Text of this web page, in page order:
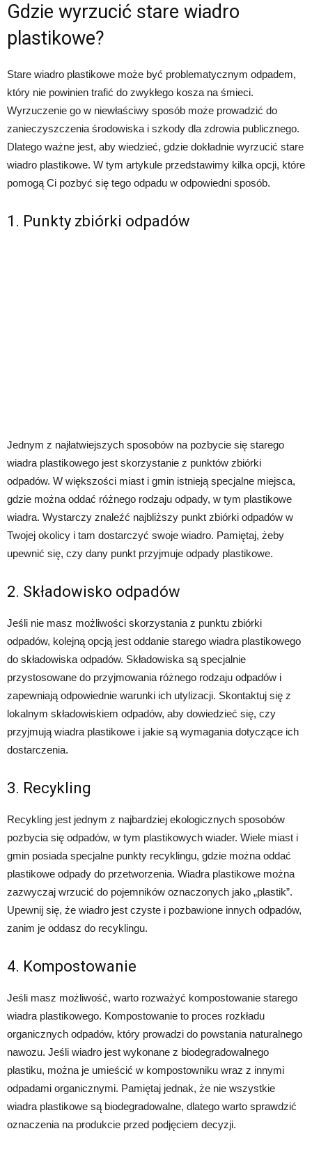
Gdzie wyrzucić stare wiadro
plastikowe?
Stare wiadro plastikowe może być problematycznym odpadem,
który nie powinien trafić do zwykłego kosza na śmieci.
Wyrzuczenie go w niewłaściwy sposób może prowadzić do
zanieczyszczenia środowiska i szkody dla zdrowia publicznego.
Dlatego ważne jest, aby wiedzieć, gdzie dokładnie wyrzucić stare
wiadro plastikowe. W tym artykule przedstawimy kilka opcji, które
pomogą Ci pozbyć się tego odpadu w odpowiedni sposób.
1. Punkty zbiórki odpadów
Jednym z najłatwiejszych sposobów na pozbycie się starego
wiadra plastikowego jest skorzystanie z punktów zbiórki
odpadów. W większości miast i gmin istnieją specjalne miejsca,
gdzie można oddać różnego rodzaju odpady, w tym plastikowe
wiadra. Wystarczy znaleźć najbliższy punkt zbiórki odpadów w
Twojej okolicy i tam dostarczyć swoje wiadro. Pamiętaj, żeby
upewnić się, czy dany punkt przyjmuje odpady plastikowe.
2. Składowisko odpadów
Jeśli nie masz możliwości skorzystania z punktu zbiórki
odpadów, kolejną opcją jest oddanie starego wiadra plastikowego
do składowiska odpadów. Składowiska są specjalnie
przystosowane do przyjmowania różnego rodzaju odpadów i
zapewniają odpowiednie warunki ich utylizacji. Skontaktuj się z
lokalnym składowiskiem odpadów, aby dowiedzieć się, czy
przyjmują wiadra plastikowe i jakie są wymagania dotyczące ich
dostarczenia.
3. Recykling
Recykling jest jednym z najbardziej ekologicznych sposobów
pozbycia się odpadów, w tym plastikowych wiader. Wiele miast i
gmin posiada specjalne punkty recyklingu, gdzie można oddać
plastikowe odpady do przetworzenia. Wiadra plastikowe można
zazwyczaj wrzucić do pojemników oznaczonych jako „plastik”.
Upewnij się, że wiadro jest czyste i pozbawione innych odpadów,
zanim je oddasz do recyklingu.
4. Kompostowanie
Jeśli masz możliwość, warto rozważyć kompostowanie starego
wiadra plastikowego. Kompostowanie to proces rozkładu
organicznych odpadów, który prowadzi do powstania naturalnego
nawozu. Jeśli wiadro jest wykonane z biodegradowalnego
plastiku, można je umieścić w kompostowniku wraz z innymi
odpadami organicznymi. Pamiętaj jednak, że nie wszystkie
wiadra plastikowe są biodegradowalne, dlatego warto sprawdzić
oznaczenia na produkcie przed podjęciem decyzji.